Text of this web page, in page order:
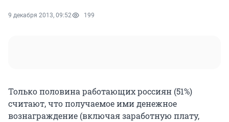
9 декабря 2013, 09:52 199
Только половина работающих россиян (51%)
считают, что получаемое ими денежное
вознаграждение (включая заработную плату,